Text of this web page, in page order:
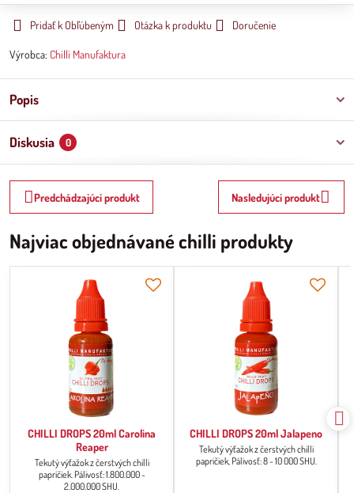
Pridať k Obľúbeným Otázka k produktu Doručenie
Výrobca: Chilli Manufaktura
Popis
Diskusia 0
Predchádzajúci produkt Nasledujúci produkt
Najviac objednávané chilli produkty
CHILLI DROPS 20ml Carolina
Reaper
Tekutý výťažok z čerstvých chilli
papričiek. Pálivosť: 1.800.000 -
2.000.000 SHU.
CHILLI DROPS 20ml Jalapeno
Tekutý výťažok z čerstvých chilli
papričiek, Pálivosť: 8 - 10 000 SHU.